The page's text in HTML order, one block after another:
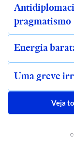
pragmatismo
Energia
Uma greve
Veja